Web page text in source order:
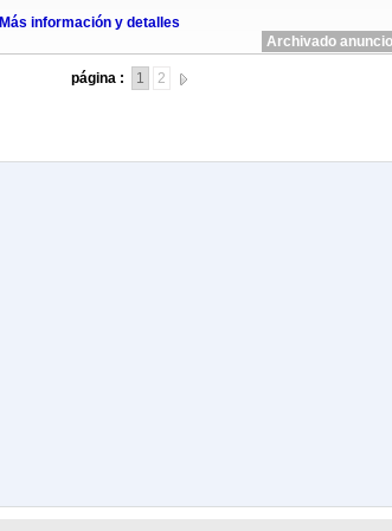
Más información y detalles
Archivado
página : 1 2